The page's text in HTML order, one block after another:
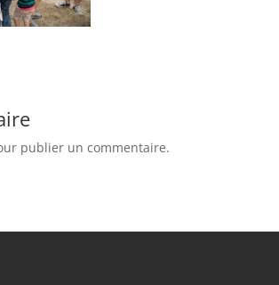
publier un commentaire.